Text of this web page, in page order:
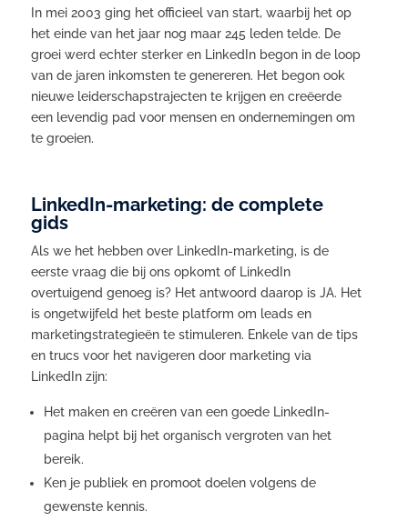
In mei 2003 ging het officieel van start, waarbij het op
het einde van het jaar nog maar 245 leden telde. De
groei werd echter sterker en LinkedIn begon in de loop
van de jaren inkomsten te genereren. Het begon ook
nieuwe leiderschapstrajecten te krijgen en creëerde
een levendig pad voor mensen en ondernemingen om
te groeien.
LinkedIn-marketing: de complete
gids
Als we het hebben over LinkedIn-marketing, is de
eerste vraag die bij ons opkomt of LinkedIn
overtuigend genoeg is? Het antwoord daarop is JA. Het
is ongetwijfeld het beste platform om leads en
marketingstrategieën te stimuleren. Enkele van de tips
en trucs voor het navigeren door marketing via
LinkedIn zijn:
Het maken en creëren van een goede LinkedIn-
pagina helpt bij het organisch vergroten van het
bereik.
Ken je publiek en promoot doelen volgens de
gewenste kennis.